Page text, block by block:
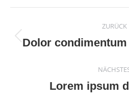
ZURÜCK
Dolor
Lorem ipsum